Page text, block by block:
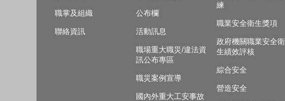
職掌及組織
聯絡資訊
公布欄
活動訊息
職場重大職災/違法資
訊公布專區
職災案例宣導
國內外重大工安事故
練
職業安全衛生獎項
政府機關職業安全衛
生績效評核
綜合安全
營造安全